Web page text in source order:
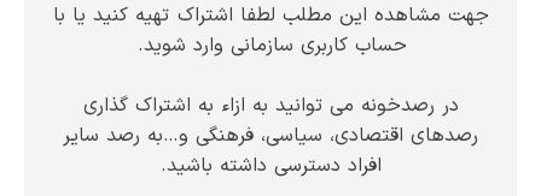
جهت مشاهده این مطلب لطفا اشتراک تهیه کنید یا با
حساب کاربری سازمانی وارد شوید.
در رصدخونه می توانید به ازاء به اشتراک گذاری
رصدهای اقتصادی، سیاسی، فرهنگی و…به رصد سایر
افراد دسترسی داشته باشید.